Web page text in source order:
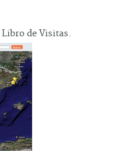
de Visitas.